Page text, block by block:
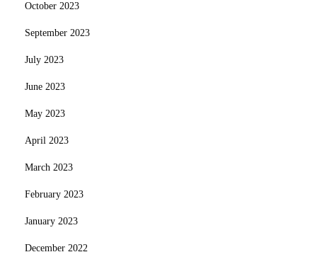
October 2023
September 2023
July 2023
June 2023
May 2023
April 2023
March 2023
February 2023
January 2023
December 2022